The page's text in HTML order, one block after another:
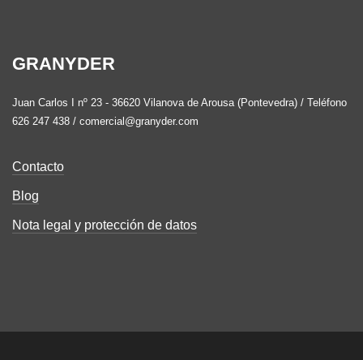
GRANYDER
Juan Carlos I nº 23 - 36620 Vilanova de Arousa (Pontevedra) / Teléfono
626 247 438 / comercial@granyder.com
Contacto
Blog
Nota legal y protección de datos